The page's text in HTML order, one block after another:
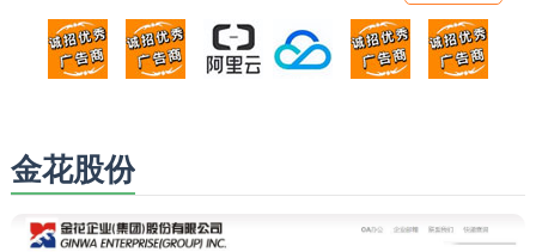
顶部广告位1
广告位招商_广告位待售
顶部广告位2
广告位招商_广告位待售
阿里云
打折活动、99元/年
腾讯云
优惠打折，99元/年
顶部广告位5
广告位招商_
金花股份